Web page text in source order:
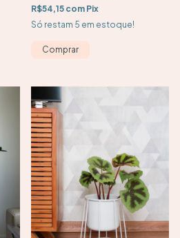
R$54,15 com Pix
Só restam 5 em estoque!
Comprar